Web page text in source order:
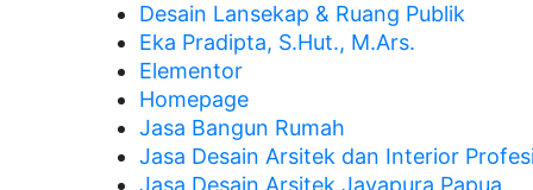
Desain Lansekap & Ruang Publik
Eka Pradipta, S.Hut., M.Ars.
Elementor
Homepage
Jasa Bangun Rumah
Jasa Desain Arsitek dan Interior
Jasa Desain Arsitek Jayapura Papua